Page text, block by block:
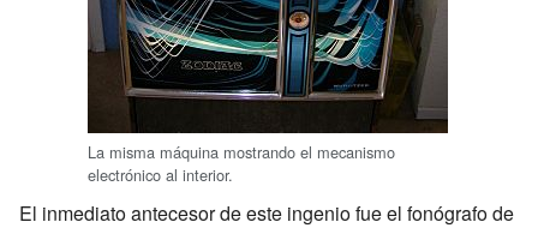
La misma máquina mostrando el mecanismo
electrónico al interior.
El inmediato antecesor de este ingenio fue el fonógrafo de